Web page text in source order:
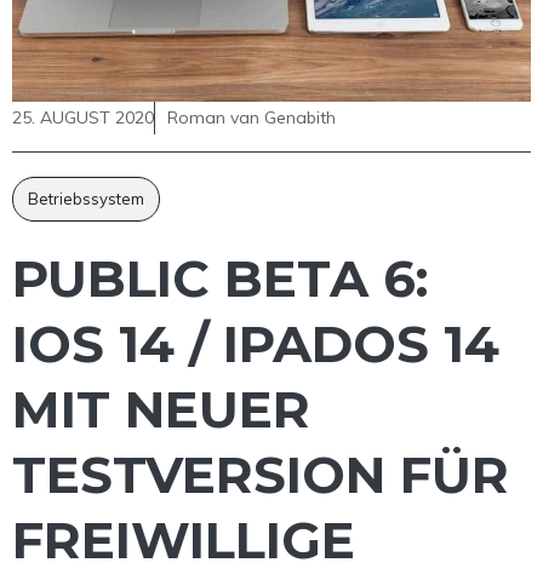
25. AUGUST 2020 Roman van Genabith
Betriebssystem
PUBLIC BETA 6:
IOS 14 / IPADOS 14
MIT NEUER
TESTVERSION FÜR
FREIWILLIGE